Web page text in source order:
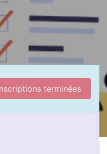
terminées